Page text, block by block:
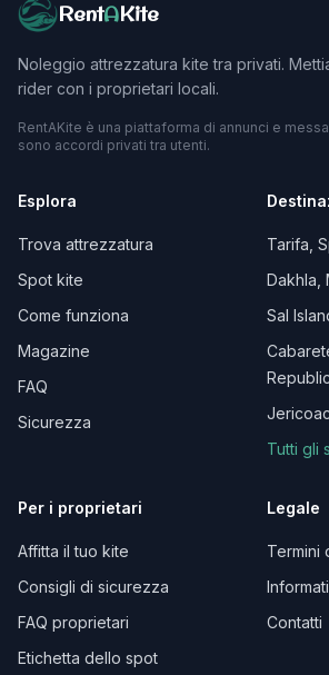
RentAKite
Noleggio attrezzatura kite tra privati.
rider con i proprietari locali.
RentAKite è una piattaforma di annunci e
sono accordi privati tra utenti.
Esplora
Trova attrezzatura
Spot kite
Come funziona
Magazine
FAQ
Sicurezza
Tarifa,
Dakhla,
Sal
Republic
Tutti gli
Per i proprietari
Affitta il tuo kite
Consigli di sicurezza
FAQ proprietari
Etichetta dello spot
Legale
Termini
Contatti